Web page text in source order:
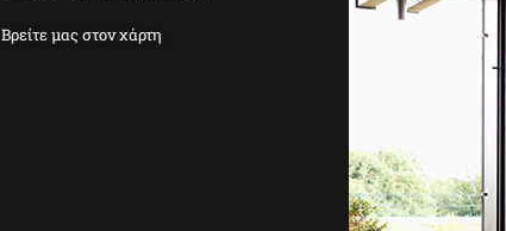
Βρείτε μας στον χάρτη